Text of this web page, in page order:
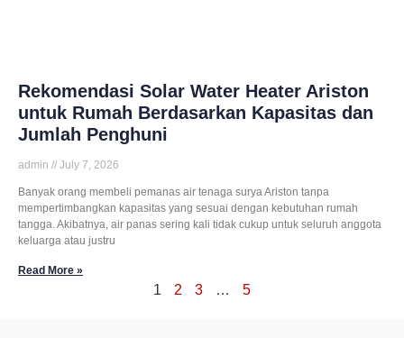
Rekomendasi Solar Water Heater Ariston
untuk Rumah Berdasarkan Kapasitas dan
Jumlah Penghuni
admin July 7, 2026
Banyak orang membeli pemanas air tenaga surya Ariston tanpa
mempertimbangkan kapasitas yang sesuai dengan kebutuhan rumah
tangga. Akibatnya, air panas sering kali tidak cukup untuk seluruh anggota
keluarga atau justru
Read More »
1 2 3 … 5